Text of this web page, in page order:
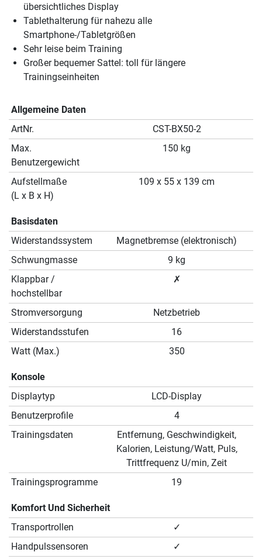
übersichtliches Display
Tablethalterung für nahezu alle
Smartphone-/Tabletgrößen
Sehr leise beim Training
Großer bequemer Sattel: toll für längere
Trainingseinheiten
Allgemeine Daten
ArtNr.
CST-BX50-2
Max.
Benutzergewicht
150 kg
Aufstellmaße
(L x B x H)
109 x 55 x 139 cm
Basisdaten
Widerstandssystem
Magnetbremse (elektronisch)
Schwungmasse
9 kg
Klappbar /
hochstellbar
✗
Stromversorgung
Netzbetrieb
Widerstandsstufen
16
Watt (Max.)
350
Konsole
Displaytyp
LCD-Display
Benutzerprofile
4
Trainingsdaten
Entfernung, Geschwindigkeit,
Kalorien, Leistung/Watt, Puls,
Trittfrequenz U/min, Zeit
Trainingsprogramme
19
Komfort Und Sicherheit
Transportrollen
✓
Handpulssensoren
✓